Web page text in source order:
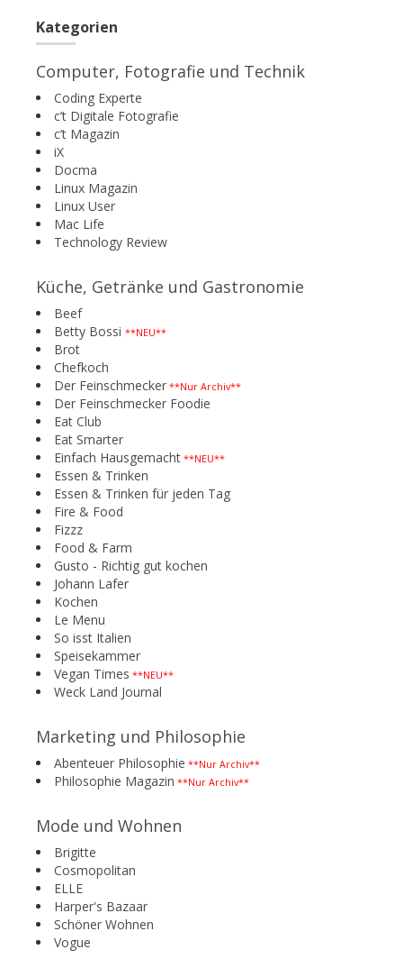
Kategorien
Computer, Fotografie und Technik
Coding Experte
c’t Digitale Fotografie
c’t Magazin
iX
Docma
Linux Magazin
Linux User
Mac Life
Technology Review
Küche, Getränke und Gastronomie
Beef
Betty Bossi **NEU**
Brot
Chefkoch
Der Feinschmecker **Nur Archiv**
Der Feinschmecker Foodie
Eat Club
Eat Smarter
Einfach Hausgemacht **NEU**
Essen & Trinken
Essen & Trinken für jeden Tag
Fire & Food
Fizzz
Food & Farm
Gusto - Richtig gut kochen
Johann Lafer
Kochen
Le Menu
So isst Italien
Speisekammer
Vegan Times **NEU**
Weck Land Journal
Marketing und Philosophie
Abenteuer Philosophie **Nur Archiv**
Philosophie Magazin **Nur Archiv**
Mode und Wohnen
Brigitte
Cosmopolitan
ELLE
Harper's Bazaar
Schöner Wohnen
Vogue